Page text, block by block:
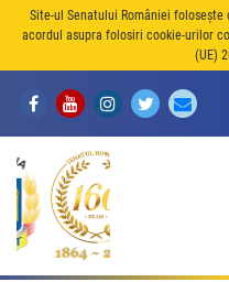
Site-ul Senatului României
acordul asupra folosiri cookie-urilor
(UE)